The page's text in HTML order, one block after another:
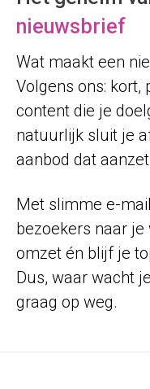
nieuwsbrief
Wat maakt een
Volgens ons: kort,
content die je
natuurlijk sluit je
aanbod dat
Met slimme e-
bezoekers naar
omzet én blijf je
Dus, waar wacht
graag op weg.